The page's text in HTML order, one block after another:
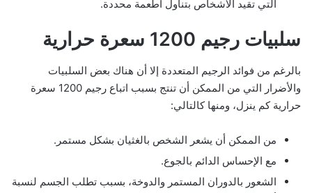
التي تقيد الأشخاص بتناول أطعمة محددة.
سلبيات رجيم 1200 سعرة حرارية
بالرغم من فوائد الرجيم المتعددة إلا أن هناك بعض السلبيات
والأضرار التي من الممكن أن تنتج بسبب اتباع رجيم 1200 سعرة
حرارية كم ينزل، ومنها كالتالي:
من الممكن أن يشعر الشخص بالغثيان بشكل مستمر.
مع الإحساس الدائم بالجوع.
الشعور بالدوران المستمر والدوخة، بسبب تطلب الجسم لنسبة